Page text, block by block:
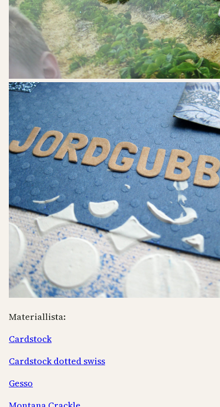
Materiallista:
Cardstock
Cardstock dotted swiss
Gesso